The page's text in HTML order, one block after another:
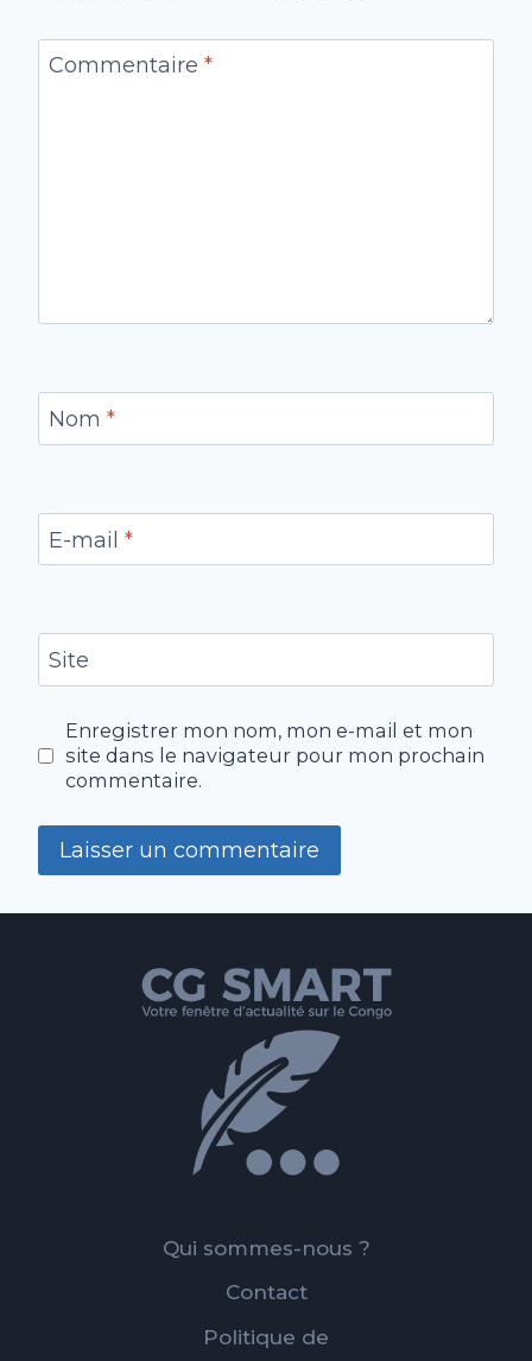
Commentaire *
Nom *
E-mail *
Site
Enregistrer mon nom, mon e-mail et mon
site dans le navigateur pour mon prochain
commentaire.
Qui sommes-nous ?
Contact
Politique de